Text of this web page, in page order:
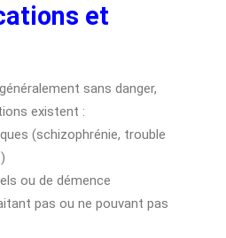
et
sans danger,
existent :
(schizophrénie, trouble
ou de démence
pas ou ne pouvant pas